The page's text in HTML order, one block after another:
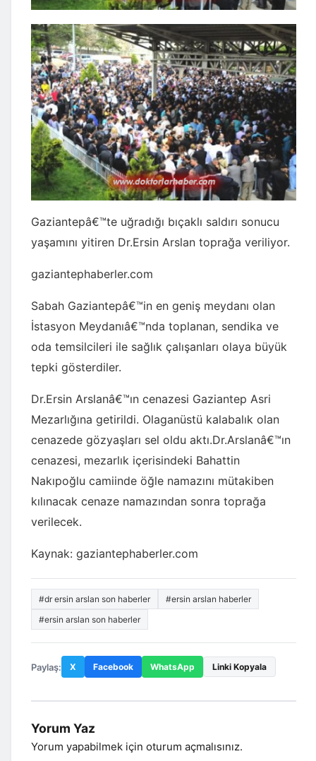
Gaziantepâ€™te uğradığı bıçaklı saldırı sonucu
yaşamını yitiren Dr.Ersin Arslan toprağa veriliyor.
gaziantephaberler.com
Sabah Gaziantepâ€™in en geniş meydanı olan
İstasyon Meydanıâ€™nda toplanan, sendika ve
oda temsilcileri ile sağlık çalışanları olaya büyük
tepki gösterdiler.
Dr.Ersin Arslanâ€™ın cenazesi Gaziantep Asri
Mezarlığına getirildi. Olaganüstü kalabalık olan
cenazede gözyaşları sel oldu aktı.Dr.Arslanâ€™ın
cenazesi, mezarlık içerisindeki Bahattin
Nakıpoğlu camiinde öğle namazını mütakiben
kılınacak cenaze namazından sonra toprağa
verilecek.
Kaynak: gaziantephaberler.com
#dr ersin arslan son haberler
#ersin arslan haberler
#ersin arslan son haberler
Paylaş: X Facebook WhatsApp Linki Kopyala
Yorum Yaz
Yorum yapabilmek için oturum açmalısınız.